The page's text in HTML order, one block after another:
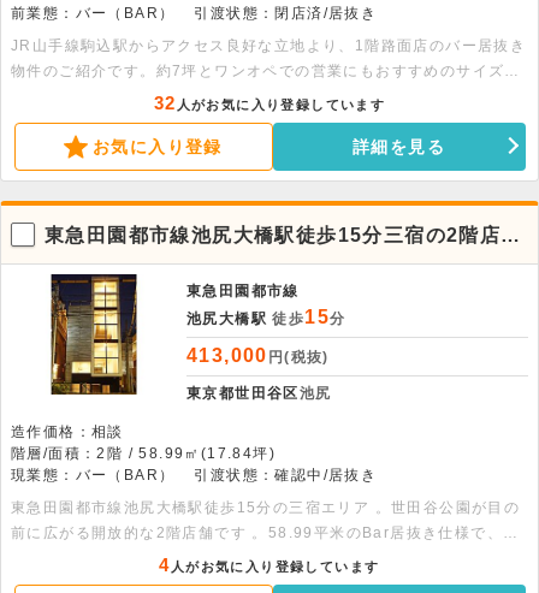
前業態：バー（BAR）
引渡状態：閉店済/居抜き
JR山手線駒込駅からアクセス良好な立地より、1階路面店のバー居抜き
物件のご紹介です。約7坪とワンオペでの営業にもおすすめのサイズ感
です。店内にはカウンターなどの造作が残っているため、初期費用を抑
えてスピーディな開業が可能です。深夜0時までの営業も可能で、落ち
着いた雰囲気の隠れ家バーやカフェ等にぴったり。人気の駒込エリアと
なりますので、ぜひお早めにご検討ください。
32 人がお気に入り登録しています
お気に入り登録 詳細を見る
東急田園都市線池尻大橋駅徒歩15分三宿の2階店
舗、緑広がる好条件のBar物件
東急田園都市線
池尻大橋駅 徒歩15分
413,000 円(税抜)
東京都世田谷区池尻
造作価格：相談
階層/面積：2階 / 58.99㎡(17.84坪)
現業態：バー（BAR）
引渡状態：確認中/居抜き
東急田園都市線池尻大橋駅徒歩15分の三宿エリア 。世田谷公園が目の
前に広がる開放的な2階店舗です 。58.99平米のBar居抜き仕様で、初
期費用を抑えて出店可能 。24時間利用でき、幅広い業態におすすめで
す 。
4 人がお気に入り登録しています